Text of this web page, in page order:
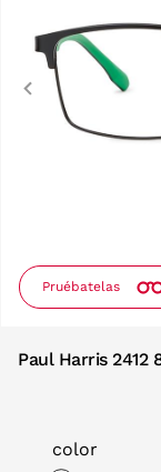
Pruébatelas
Previous
Paul Harris 2412
color